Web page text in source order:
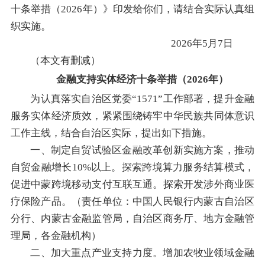
十条举措（2026年）》印发给你们，请结合实际认真组
织实施。
2026年5月7日
（本文有删减）
金融支持实体经济十条举措（2026年）
为认真落实自治区党委“1571”工作部署，提升金融
服务实体经济质效，紧紧围绕铸牢中华民族共同体意识
工作主线，结合自治区实际，提出如下措施。
一、制定自贸试验区金融改革创新实施方案，推动
自贸金融增长10%以上。探索跨境算力服务结算模式，
促进中蒙跨境移动支付互联互通。探索开发涉外商业医
疗保险产品。（责任单位：中国人民银行内蒙古自治区
分行、内蒙古金融监管局，自治区商务厅、地方金融管
理局，各金融机构）
二、加大重点产业支持力度。增加农牧业领域金融